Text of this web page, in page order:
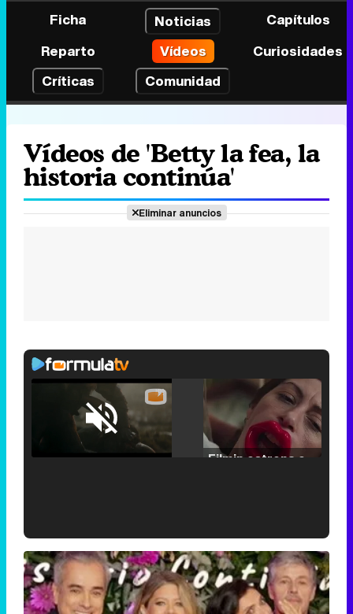
Ficha Noticias
Capítulos
Reparto
Vídeos
Curiosidades
Críticas
Comunidad
Vídeos de 'Betty la fea, la
historia continúa'
Eliminar anuncios
Unmute /
Loaded
25.30%
'120 Minutos' celebra sus 2.000 programas en Telemadrid con un vídeo del día a día en la redacción